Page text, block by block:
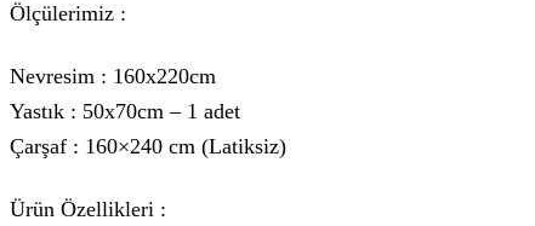
Ölçülerimiz :
Nevresim : 160x220cm
Yastık : 50x70cm – 1 adet
Çarşaf : 160×240 cm (Latiksiz)
Ürün Özellikleri :